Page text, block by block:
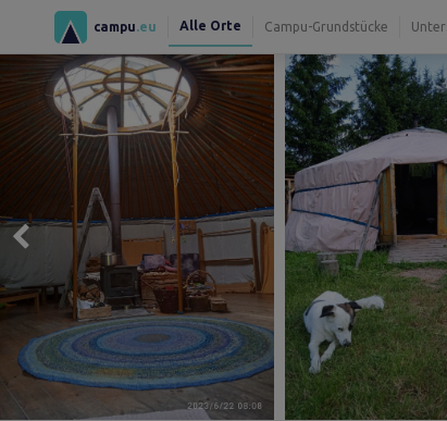
campu .eu Alle Orte Campu-Grundstücke